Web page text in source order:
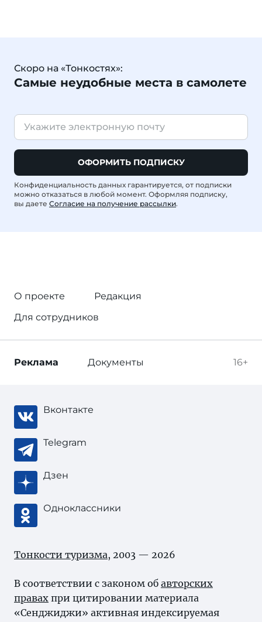
Скоро на «Тонкостях»:
Самые неудобные места в самолете
ОФОРМИТЬ ПОДПИСКУ
Конфиденциальность данных гарантируется, от подписки
можно отказаться в любой момент. Оформляя подписку,
вы даете Согласие на получение рассылки.
О проекте
Редакция
Для сотрудников
16+
Реклама Документы
Вконтакте
Telegram
Дзен
Одноклассники
Тонкости туризма, 2003 — 2026
В соответствии с законом об авторских
правах при цитировании материала
«Сенджиджи» активная индексируемая